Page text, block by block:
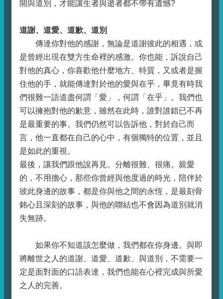
開與道別，才能讓生者與逝者都不帶有遺憾?
道謝、道愛、道歉、道別
傳達你對他的感謝，無論是道謝彼此的相遇，或
是曾經出現在雙方生命裡的感激。你也能，訴說自己
對他的真心，你喜歡他什麼地方、特質，又或者是握
住他的手，就能傳達對於他的愛與在乎，畢竟有時我
們很難一語道盡何謂「愛」，何謂「在乎」。我們也
可以擁抱對他的歉意，雖然在此時，誰對誰錯已不再
是最重要的事。我們仍然可以告訴他，對於自己而
言，他一直都在自己的心中，有個獨特的位置，並且
是如此的重視。
最後，讓我們跟他說再見。分離很難、很痛。親愛
的，不用擔心，那些你曾經與他度過的時光，陪伴於
彼此身邊的故事，都是你與他之間的永恆，是最刻骨
銘心且深刻的故事，與他的聯結也不會因為道別就消
失無跡。
如果你不知道該怎麼做，我們都在你身邊。與即
將離世之人的道謝、道愛、道歉、與道別，不需要一
定是面對面的口語表達，我們也能在心裡完成與所愛
之人的完善。